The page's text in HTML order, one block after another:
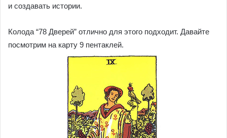
и создавать истории.
Колода “78 Дверей” отлично для этого подходит. Давайте
посмотрим на карту 9 пентаклей.